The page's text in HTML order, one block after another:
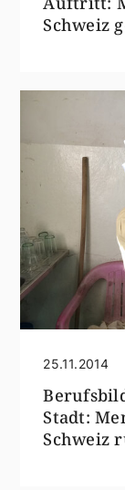
Schweiz
25.11.2014
Stadt:
Schweiz